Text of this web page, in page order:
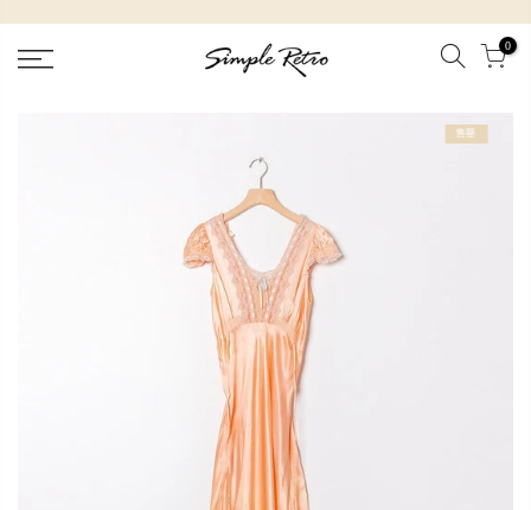
0
售罄